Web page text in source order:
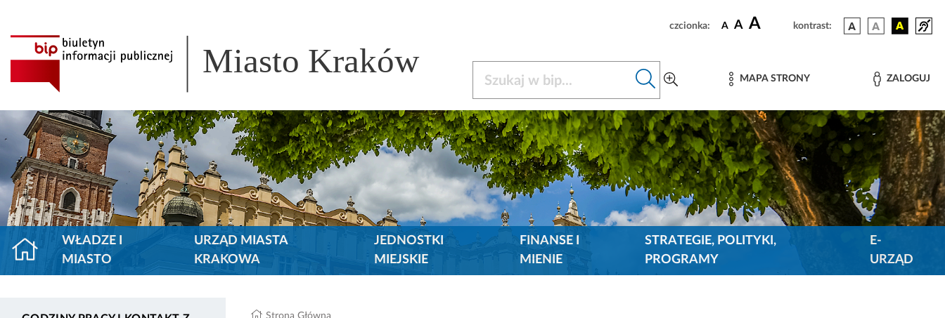
czcionka: A A A kontrast:
Miasto Kraków MAPA STRONY ZALOGUJ
WŁADZE I
MIASTO
URZĄD MIASTA
KRAKOWA
JEDNOSTKI
MIEJSKIE
FINANSE I
MIENIE
STRATEGIE, POLITYKI,
PROGRAMY
E-
URZĄD
Strona Główna